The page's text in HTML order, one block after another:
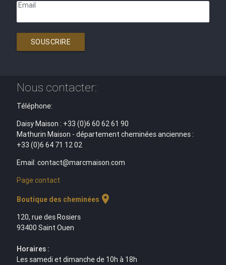
Email
SOUSCRIRE
Nous contacter:
Téléphone:
Daisy Maison : +33 (0)6 60 62 61 90
Mathurin Maison - département cheminées anciennes :
+33 (0)6 64 71 12 02
Email: contact@marcmaison.com
Page contact
Boutique des cheminées location_on
120, rue des Rosiers
93400 Saint Ouen
Horaires :
Les samedi et dimanche de 10h à 18h